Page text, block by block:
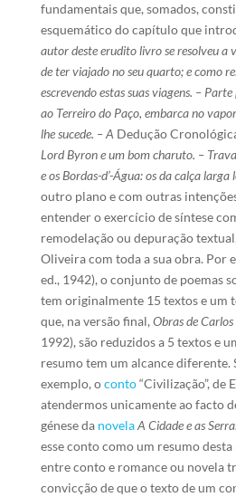
fundamentais que, somados,
esquemático do capítulo que
autor deste erudito livro se resolveu a
de ter viajado no seu quarto; e como
escrevendo estas suas viagens. –
ao Terreiro do Paço, embarca no
lhe sucede. – A Dedução
Lord Byron e um bom charuto. –
e os Bordas-d’-Água: os da calça larga
outro plano e com outras
entender o exercício de síntese
remodelação ou depuração
Oliveira com toda a sua obra. Por
ed., 1942), o conjunto de poemas
tem originalmente 15 textos e um
que, na versão final, Obras de
1992), são reduzidos a 5 textos e
resumo tem um alcance diferente.
exemplo, oconto“Civilização”, de
atendermos unicamente ao facto
génese da novelaA Cidade e as
esse conto como um resumo
entre conto e romance ou novela
convicção de que o texto de um